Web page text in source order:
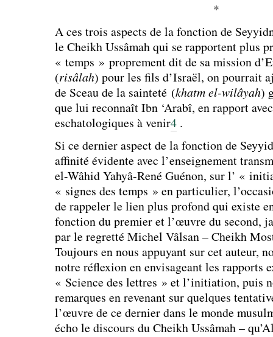
*
A ces trois aspects de la fonction de
le Cheikh Ussâmah qui se rapportent plus
« temps » proprement dit de sa mission
(risâlah) pour les fils d’Israël, on pourrait
de Sceau de la sainteté (khatm el-wilâyah)
que lui reconnaît Ibn ‘Arabî, en rapport
eschatologiques à venir4.
Si ce dernier aspect de la fonction de
affinité évidente avec l’enseignement
el-Wâhid Yahyâ-René Guénon, sur l’ «
« signes des temps » en particulier,
de rappeler le lien plus profond qui existe
fonction du premier et l’œuvre du second,
par le regretté Michel Vâlsan – Cheikh
Toujours en nous appuyant sur cet auteur,
notre réflexion en envisageant les rapports
« Science des lettres » et l’initiation, puis
remarques en revenant sur quelques
l’œuvre de ce dernier dans le monde
écho le discours du Cheikh Ussâmah –